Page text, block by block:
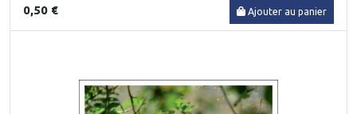
0,50 € Ajouter au panier